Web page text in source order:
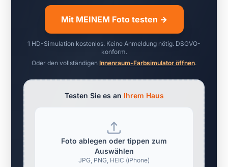
Mit MEINEM Foto testen →
1 HD-Simulation kostenlos. Keine Anmeldung nötig. DSGVO-
konform.
Oder den vollständigen Innenraum-Farbsimulator öffnen.
Testen Sie es an Ihrem Haus
Foto ablegen oder tippen zum
Auswählen
JPG, PNG, HEIC (iPhone)